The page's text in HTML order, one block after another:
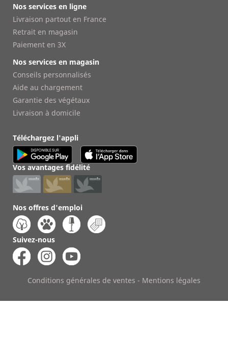
Nos services en ligne
Livraison partout en France
Retrait en magasin
Paiement en 3X
Nos services en magasin
Conseils personnalisés
Aide au chargement
Garantie des végétaux
Livraison à domicile
Téléchargez l'appli
Vos avantages fidélité
Nos offres d'emploi
Suivez-nous
Conditions générales de ventes - Mentions légales